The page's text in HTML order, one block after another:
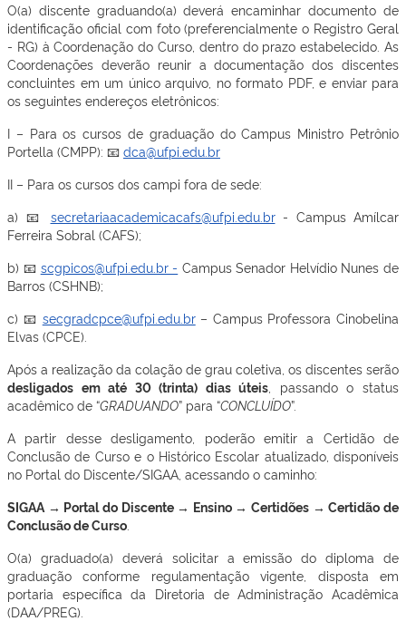
O(a) discente graduando(a) deverá encaminhar documento de
identificação oficial com foto (preferencialmente o Registro Geral
- RG) à Coordenação do Curso, dentro do prazo estabelecido. As
Coordenações deverão reunir a documentação dos discentes
concluintes em um único arquivo, no formato PDF, e enviar para
os seguintes endereços eletrônicos:
I – Para os cursos de graduação do Campus Ministro Petrônio
Portella (CMPP): 📧 dca@ufpi.edu.br
II – Para os cursos dos campi fora de sede:
a) 📧 secretariaacademicacafs@ufpi.edu.br- Campus Amílcar
Ferreira Sobral (CAFS);
b) 📧 scgpicos@ufpi.edu.br - Campus Senador Helvídio Nunes de
Barros (CSHNB);
c) 📧 secgradcpce@ufpi.edu.br– Campus Professora Cinobelina
Elvas (CPCE).
Após a realização da colação de grau coletiva, os discentes serão
desligados em até 30 (trinta) dias úteis , passando o status
acadêmico de “GRADUANDO” para “CONCLUÍDO”.
A partir desse desligamento, poderão emitir a Certidão de
Conclusão de Curso e o Histórico Escolar atualizado, disponíveis
no Portal do Discente/SIGAA, acessando o caminho:
SIGAA → Portal do Discente → Ensino → Certidões → Certidão de
Conclusão de Curso
O(a) graduado(a) deverá solicitar a emissão do diploma de
graduação conforme regulamentação vigente, disposta em
portaria específica da Diretoria de Administração Acadêmica
(DAA/PREG).